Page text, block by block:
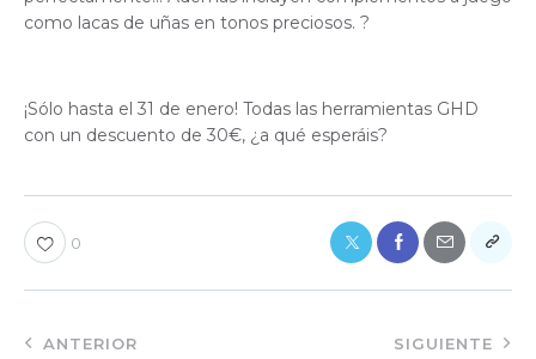
como lacas de uñas en tonos preciosos. ?
¡Sólo hasta el 31 de enero! Todas las herramientas GHD
con un descuento de 30€, ¿a qué esperáis?
0
ANTERIOR SIGUIENTE